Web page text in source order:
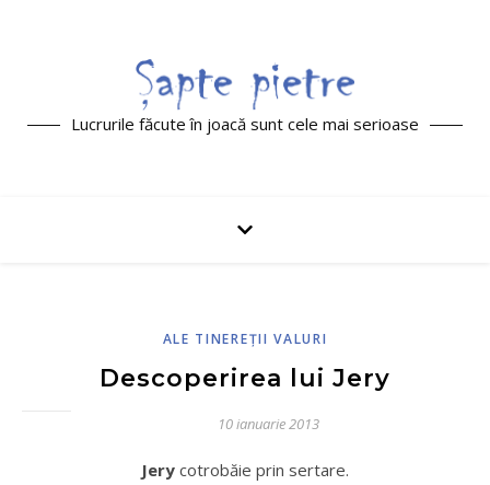
Lucrurile făcute în joacă sunt cele mai serioase
ALE TINEREŢII VALURI
Descoperirea lui Jery
10 ianuarie 2013
Jery cotrobăie prin sertare.